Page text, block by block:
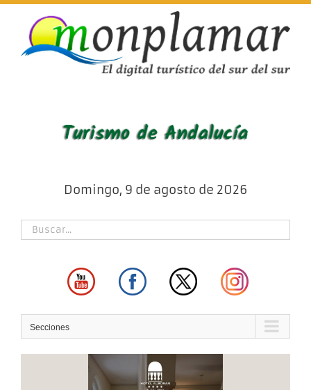
Skip
content
Domingo, 9 de agosto de 2026
Secciones